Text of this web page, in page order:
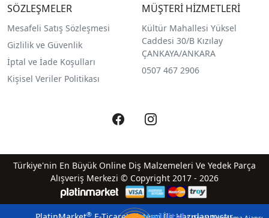
SÖZLEŞMELER
Mesafeli Satış Sözleşmesi
Gizlilik ve Güvenlik
İptal ve İade Koşulları
Kişisel Veriler Politikası
MÜŞTERİ HİZMETLERİ
Kültür Mahallesi Yüksel
Caddesi 30/B Kızılay
ÇANKAYA/ANKARA
0507 467 2906
Türkiye'nin En Büyük Online Diş Malzemeleri Ve Yedek Parça
Alışveriş Merkezi © Copyright 2017 - 2026
®